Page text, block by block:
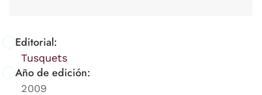
Editorial:
Tusquets
Año de edición:
2009